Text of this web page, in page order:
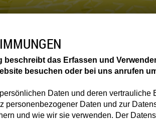
beschreibt das Erfassen und
besuchen oder bei uns anrufen
Daten und deren
personenbezogener Daten und zur
und wie wir sie verwenden. Der